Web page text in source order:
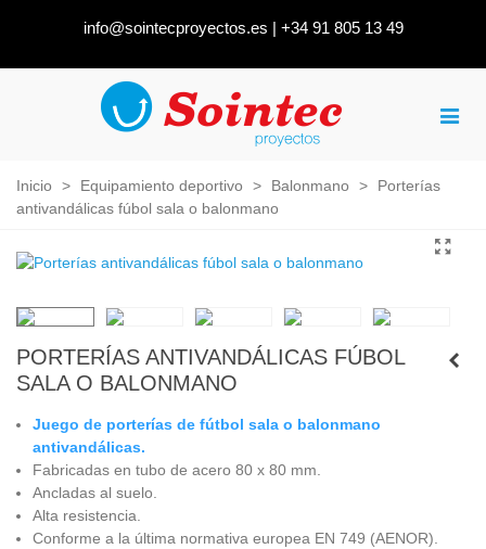
info@sointecproyectos.es | +34 91 805 13 49
Inicio > Equipamiento deportivo > Balonmano >
Porterías
antivandálicas fúbol sala o balonmano
PORTERÍAS ANTIVANDÁLICAS FÚBOL
SALA O BALONMANO
Juego de porterías de fútbol sala o balonmano
antivandálicas.
Fabricadas en tubo de acero 80 x 80 mm.
Ancladas al suelo.
Alta resistencia.
Conforme a la última normativa europea EN 749 (AENOR).